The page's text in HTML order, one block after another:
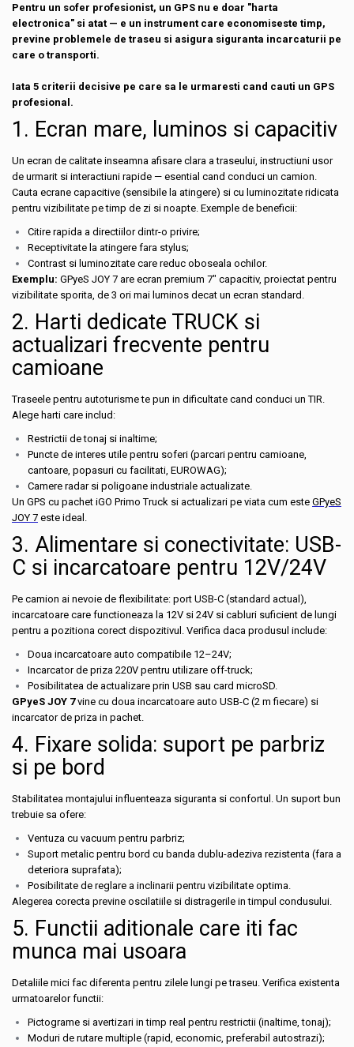
Pentru un sofer profesionist, un GPS nu e doar "harta
electronica" si atat — e un instrument care economiseste timp,
previne problemele de traseu si asigura siguranta incarcaturii pe
care o transporti.
Iata 5 criterii decisive pe care sa le urmaresti cand cauti un GPS
profesional.
1. Ecran mare, luminos si capacitiv
Un ecran de calitate inseamna afisare clara a traseului, instructiuni usor
de urmarit si interactiuni rapide — esential cand conduci un camion.
Cauta ecrane capacitive (sensibile la atingere) si cu luminozitate ridicata
pentru vizibilitate pe timp de zi si noapte. Exemple de beneficii:
Citire rapida a directiilor dintr-o privire;
Receptivitate la atingere fara stylus;
Contrast si luminozitate care reduc oboseala ochilor.
Exemplu: GPyeS JOY 7 are ecran premium 7" capacitiv, proiectat pentru
vizibilitate sporita, de 3 ori mai luminos decat un ecran standard.
2. Harti dedicate TRUCK si
actualizari frecvente pentru
camioane
Traseele pentru autoturisme te pun in dificultate cand conduci un TIR.
Alege harti care includ:
Restrictii de tonaj si inaltime;
Puncte de interes utile pentru soferi (parcari pentru camioane,
cantoare, popasuri cu facilitati, EUROWAG);
Camere radar si poligoane industriale actualizate.
Un GPS cu pachet iGO Primo Truck si actualizari pe viata cum este GPyeS
JOY 7 este ideal.
3. Alimentare si conectivitate: USB-
C si incarcatoare pentru 12V/24V
Pe camion ai nevoie de flexibilitate: port USB-C (standard actual),
incarcatoare care functioneaza la 12V si 24V si cabluri suficient de lungi
pentru a pozitiona corect dispozitivul. Verifica daca produsul include:
Doua incarcatoare auto compatibile 12–24V;
Incarcator de priza 220V pentru utilizare off-truck;
Posibilitatea de actualizare prin USB sau card microSD.
GPyeS JOY 7vine cu doua incarcatoare auto USB-C (2 m fiecare) si
incarcator de priza in pachet.
4. Fixare solida: suport pe parbriz
si pe bord
Stabilitatea montajului influenteaza siguranta si confortul. Un suport bun
trebuie sa ofere:
Ventuza cu vacuum pentru parbriz;
Suport metalic pentru bord cu banda dublu-adeziva rezistenta (fara a
deteriora suprafata);
Posibilitate de reglare a inclinarii pentru vizibilitate optima.
Alegerea corecta previne oscilatiile si distragerile in timpul condusului.
5. Functii aditionale care iti fac
munca mai usoara
Detaliile mici fac diferenta pentru zilele lungi pe traseu. Verifica existenta
urmatoarelor functii:
Pictograme si avertizari in timp real pentru restrictii (inaltime, tonaj);
Moduri de rutare multiple (rapid, economic, preferabil autostrazi);